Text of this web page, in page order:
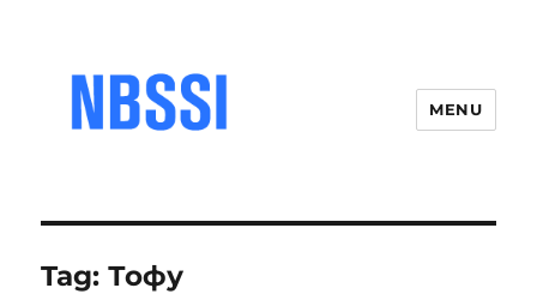
MENU
Tag:Тофу